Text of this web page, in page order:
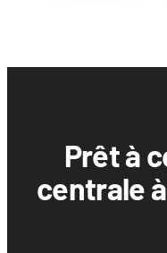
Prêt à
centrale